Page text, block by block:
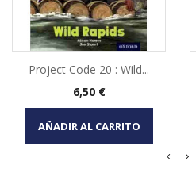
Project Code 20 : Wild...
Precio
6,50 €
AÑADIR AL CARRITO